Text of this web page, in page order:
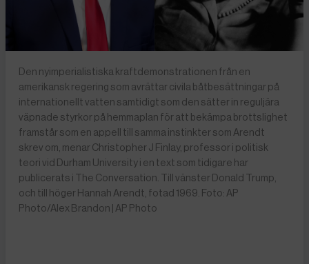
Den nyimperialistiska kraftdemonstrationen från en
amerikansk regering som avrättar civila båtbesättningar på
internationellt vatten samtidigt som den sätter in reguljära
väpnade styrkor på hemmaplan för att bekämpa brottslighet
framstår som en appell till samma instinkter som Arendt
skrev om, menar Christopher J Finlay, professor i politisk
teori vid Durham University i en text som tidigare har
publicerats i The Conversation. Till vänster Donald Trump,
och till höger Hannah Arendt, fotad 1969. Foto: AP
Photo/Alex Brandon | AP Photo